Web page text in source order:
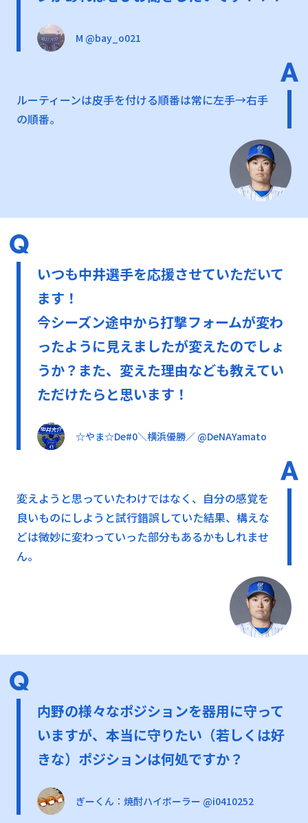
М @bay_o021
ルーティーンは皮手を付ける順番は常に左手→右手
の順番。
いつも中井選手を応援させていただいて
ます！
今シーズン途中から打撃フォームが変わ
ったように見えましたが変えたのでしょ
うか？また、変えた理由なども教えてい
ただけたらと思います！
☆やま☆De#0＼横浜優勝／ @DeNAYamato
変えようと思っていたわけではなく、自分の感覚を
良いものにしようと試行錯誤していた結果、 構えな
どは微妙に変わっていった部分もあるかもしれませ
ん。
内野の様々なポジションを器用に守って
いますが、本当に守りたい（若しくは好
きな）ポジションは何処ですか？
ぎーくん：焼酎ハイボーラー @i0410252